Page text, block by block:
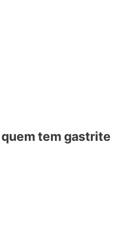
tem gastrite